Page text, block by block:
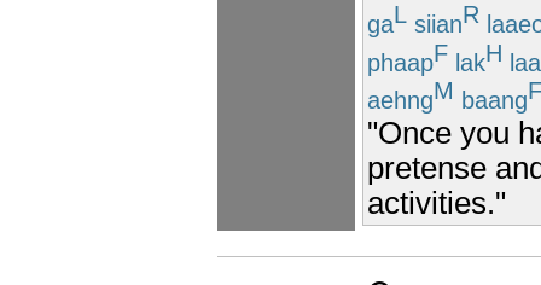
gaL siianR
phaapF lakH
aehngM baangF
"Once you
pretense
activities."